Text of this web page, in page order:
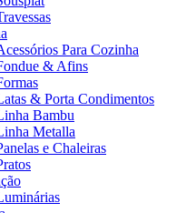
Para Cozinha
& Afins
& Porta Condimentos
Bambu
Metalla
e Chaleiras